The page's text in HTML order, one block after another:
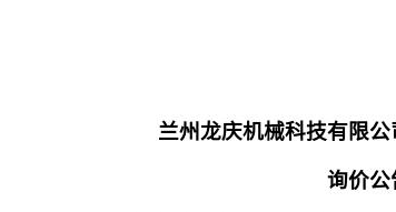
兰州龙庆机械科技有限
询价公